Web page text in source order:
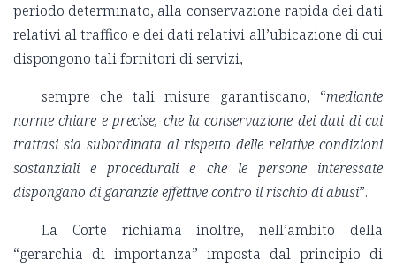
periodo determinato, alla conservazione rapida dei dati
relativi al traffico e dei dati relativi all’ubicazione di cui
dispongono tali fornitori di servizi,
sempre che tali misure garantiscano, “mediante
norme chiare e precise, che la conservazione dei dati di cui
trattasi sia subordinata al rispetto delle relative condizioni
sostanziali e procedurali e che le persone interessate
dispongano di garanzie effettive contro il rischio di abusi”.
La Corte richiama inoltre, nell’ambito della
“gerarchia di importanza” imposta dal principio di